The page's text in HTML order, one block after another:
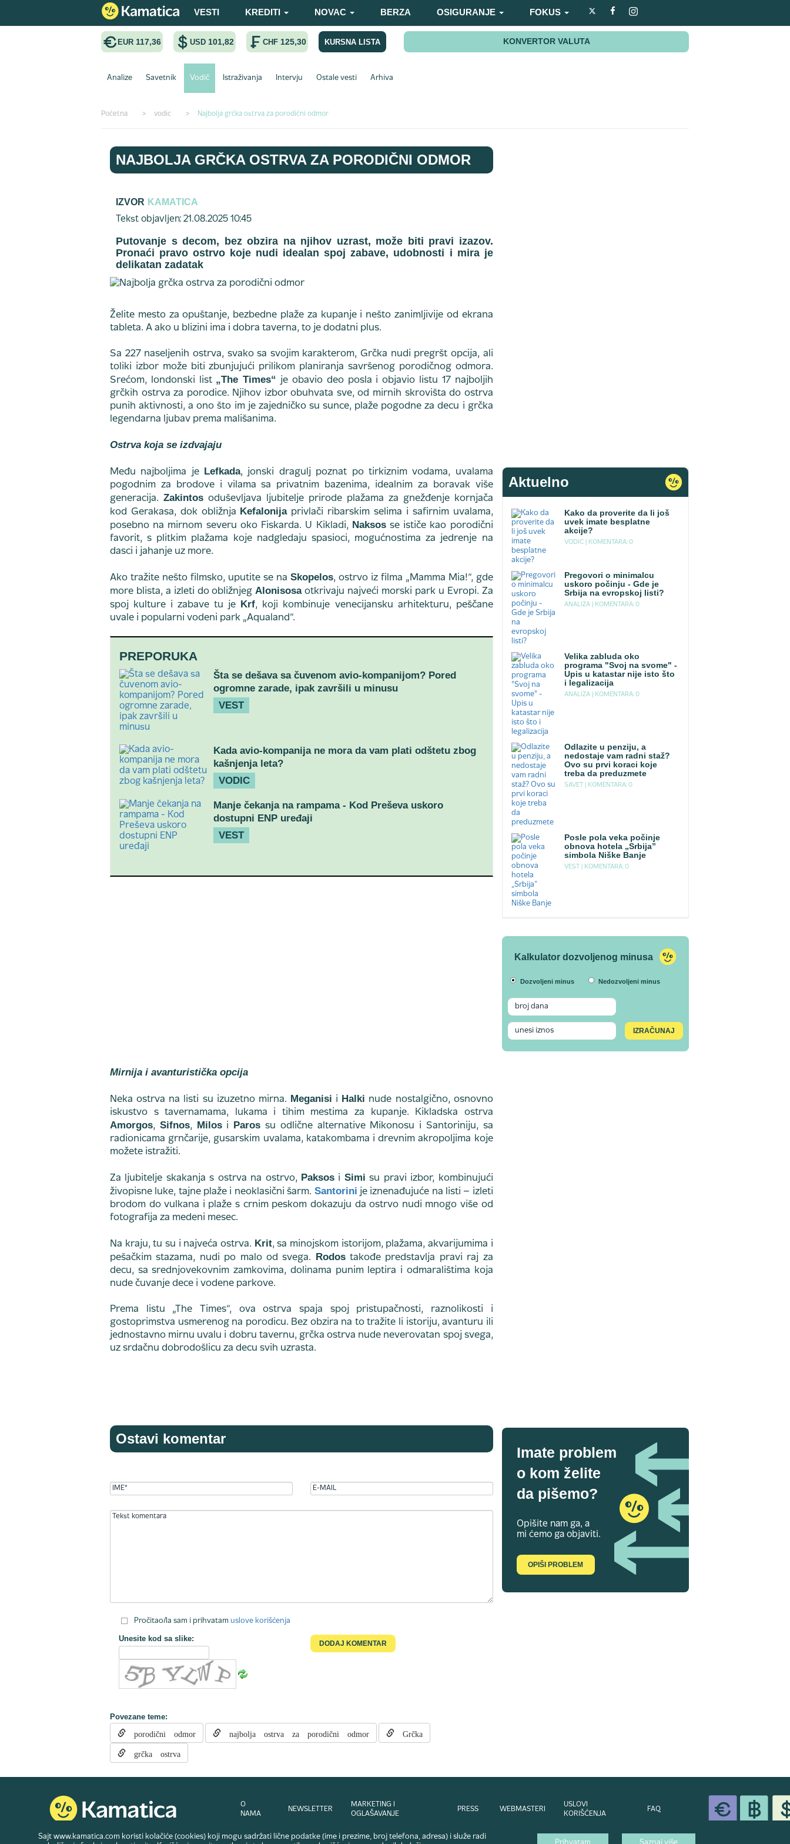
VESTI KREDITI NOVAC BERZA OSIGURANJE FOKUS
EUR 117,36 USD 101,82 CHF 125,30 KURSNA LISTA KONVERTOR VALUTA
Analize Savetnik Vodič Istraživanja Intervju Ostale vesti Arhiva
Početna > vodic > Najbolja grčka ostrva za porodični odmor
NAJBOLJA GRČKA OSTRVA ZA PORODIČNI ODMOR
IZVOR KAMATICA
Tekst objavljen: 21.08.2025 10:45
Putovanje s decom, bez obzira na njihov uzrast, može biti pravi izazov.
Pronaći pravo ostrvo koje nudi idealan spoj zabave, udobnosti i mira je
delikatan zadatak
Želite mesto za opuštanje, bezbedne plaže za kupanje i nešto zanimljivije od ekrana
tableta. A ako u blizini ima i dobra taverna, to je dodatni plus.
Sa 227 naseljenih ostrva, svako sa svojim karakterom, Grčka nudi pregršt opcija, ali
toliki izbor može biti zbunjujući prilikom planiranja savršenog porodičnog odmora.
Srećom, londonski list „The Times“ je obavio deo posla i objavio listu 17 najboljih
grčkih ostrva za porodice. Njihov izbor obuhvata sve, od mirnih skrovišta do ostrva
punih aktivnosti, a ono što im je zajedničko su sunce, plaže pogodne za decu i grčka
legendarna ljubav prema mališanima.
Ostrva koja se izdvajaju
Među najboljima je Lefkada, jonski dragulj poznat po tirkiznim vodama, uvalama
pogodnim za brodove i vilama sa privatnim bazenima, idealnim za boravak više
generacija. Zakintosoduševljava ljubitelje prirode plažama za gnežđenje kornjača
kod Gerakasa, dok obližnja Kefalonijaprivlači ribarskim selima i safirnim uvalama,
posebno na mirnom severu oko Fiskarda. U Kikladi, Naksosse ističe kao porodični
favorit, s plitkim plažama koje nadgledaju spasioci, mogućnostima za jedrenje na
dasci i jahanje uz more.
Ako tražite nešto filmsko, uputite se na Skopelos, ostrvo iz filma „Mamma Mia!“, gde
more blista, a izleti do obližnjegAlonisosaotkrivaju najveći morski park u Evropi. Za
spoj kulture i zabave tu je Krf, koji kombinuje venecijansku arhitekturu, peščane
uvale i popularni vodeni park „Aqualand“.
PREPORUKA
Šta se dešava sa čuvenom avio-kompanijom? Pored
ogromne zarade, ipak završili u minusu
VEST
Kada avio-kompanija ne mora da vam plati odštetu zbog
kašnjenja leta?
VODIC
Manje čekanja na rampama - Kod Preševa uskoro
dostupni ENP uređaji
VEST
Mirnija i avanturistička opcija
Neka ostrva na listi su izuzetno mirna. Meganisi i Halki nude nostalgično, osnovno
iskustvo s tavernamama, lukama i tihim mestima za kupanje. Kikladska ostrva
Amorgos, Sifnos, Milosi Paros su odlične alternative Mikonosu i Santoriniju, sa
radionicama grnčarije, gusarskim uvalama, katakombama i drevnim akropoljima koje
možete istražiti.
Za ljubitelje skakanja s ostrva na ostrvo, Paksos i Simi su pravi izbor, kombinujući
živopisne luke, tajne plaže i neoklasični šarm. Santorini je iznenađujuće na listi – izleti
brodom do vulkana i plaže s crnim peskom dokazuju da ostrvo nudi mnogo više od
fotografija za medeni mesec.
Na kraju, tu su i najveća ostrva. Krit, sa minojskom istorijom, plažama, akvarijumima i
pešačkim stazama, nudi po malo od svega. Rodostakođe predstavlja pravi raj za
decu, sa srednjovekovnim zamkovima, dolinama punim leptira i odmaralištima koja
nude čuvanje dece i vodene parkove.
Prema listu „The Times“, ova ostrva spaja spoj pristupačnosti, raznolikosti i
gostoprimstva usmerenog na porodicu. Bez obzira na to tražite li istoriju, avanturu ili
jednostavno mirnu uvalu i dobru tavernu, grčka ostrva nude neverovatan spoj svega,
uz srdačnu dobrodošlicu za decu svih uzrasta.
Ostavi komentar
Pročitao/la sam i prihvatam uslove korišćenja
Unesite kod sa slike:
Povezane teme:
porodični odmor najbolja ostrva za porodični odmor Grčka
grčka ostrva
Aktuelno
Kako da proverite da li još
uvek imate besplatne
akcije?
VODIC | KOMENTARA: 0
Pregovori o minimalcu
uskoro počinju - Gde je
Srbija na evropskoj listi?
ANALIZA | KOMENTARA: 0
Velika zabluda oko
programa "Svoj na svome" -
Upis u katastar nije isto što
i legalizacija
ANALIZA | KOMENTARA: 0
Odlazite u penziju, a
nedostaje vam radni staž?
Ovo su prvi koraci koje
treba da preduzmete
SAVET | KOMENTARA: 0
Posle pola veka počinje
obnova hotela „Srbija”
simbola Niške Banje
VEST | KOMENTARA: 0
Kalkulator dozvoljenog minusa
Dozvoljeni minus Nedozvoljeni minus
Imate problem
o kom želite
da pišemo?
Opišite nam ga, a
mi ćemo ga objaviti.
OPIŠI PROBLEM
O
NAMA
NEWSLETTER
MARKETING I
OGLAŠAVANJE
PRESS WEBMASTERI
USLOVI
KORIŠĆENJA
FAQ
Sajt www.kamatica.com koristi kolačiće (cookies) koji mogu sadržati lične podatke (ime i prezime, broj telefona, adresa) i služe radi